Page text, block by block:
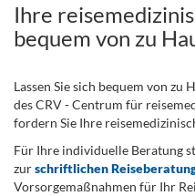
Ihre
bequem von zu
Lassen Sie sich bequem von zu
des CRV - Centrum für
fordern Sie Ihre
Für Ihre individuelle Beratung
zurschriftlichen
Vorsorgemaßnahmen für Ihr